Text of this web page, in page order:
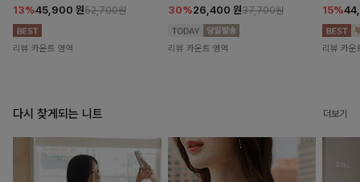
13%45,900 원52,700원
리뷰 카운트 영역
30%26,400 원37,700원
리뷰 카운트 영역
15%
리뷰 카운
다시 찾게되는 니트 더보기